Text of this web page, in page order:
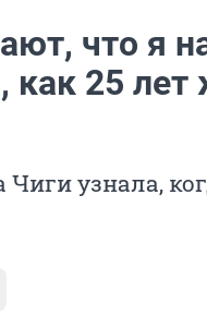
что я
как 25
узнала,